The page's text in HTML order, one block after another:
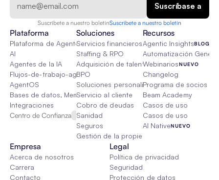
Suscríbete a nuestro boletínSuscríbete a nuestro boletín
Plataforma
Plataforma de Agente de IA
AI
Agentes de la IA
Flujos-de-trabajo-agenticos
AgentOS
Bases de datos, Memoria & Trapo
Integraciones
Centro de Confianza
Soluciones
Servicios financieros
Staffing & RPO
Adquisición de talento
BPO
Soluciones personalizadas de IA
Servicio al cliente
Cobro de deudas
Sanidad
Seguros
Gestión de la propiedad
Recursos
Agentic InsightsBLOG
Automatización
WebinariosNUEVO
Changelog
Programa de socios
Beam Academy
Casos de uso
Casos de uso
AI NativeNUEVO
Empresa
Acerca de nosotros
Carrera
Contacto
Legal
Política de privacidad
Seguridad
Protección de datos